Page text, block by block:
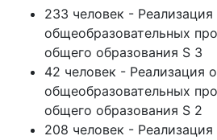
233 человек -
общеобразовательных
общего образования S 3
42 человек - Реализация
общеобразовательных
общего образования S 2
208 человек -